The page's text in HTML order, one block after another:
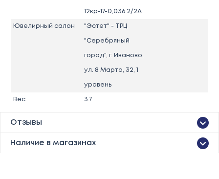
12кр-17-0,036 2/2А
Ювелирный салон "Эстет" - ТРЦ
"Серебряный
город", г. Иваново,
ул. 8 Марта, 32, 1
уровень
Вес 3.7
Отзывы
Наличие в магазинах